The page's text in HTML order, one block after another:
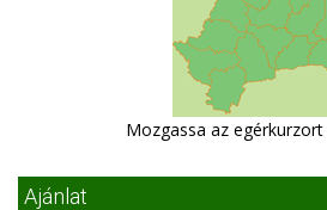
Mozgassa az
Ajánlat